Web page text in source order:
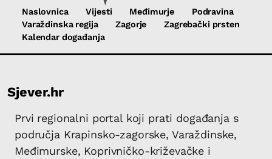
Naslovnica Vijesti Međimurje
Podravina
Varaždinska regija
Zagorje
Zagrebački prsten
Kalendar događanja
Sjever.hr
Prvi regionalni portal koji prati događanja s
područja Krapinsko-zagorske, Varaždinske,
Međimurske, Koprivničko-križevačke i